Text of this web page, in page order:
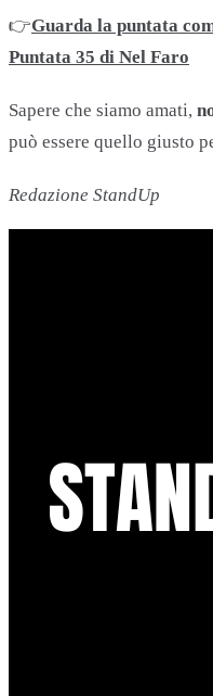
👉Guarda la puntata
Puntata 35 di Nel Faro
Sapere che siamo amati,
può essere quello giusto
Redazione StandUp